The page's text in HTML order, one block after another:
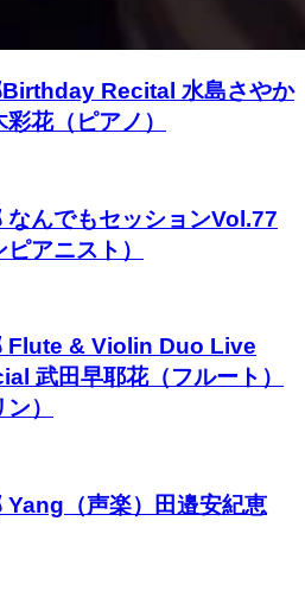
Recital 水島さやか
花（ピアノ）
んでもセッションVol.77
アニスト）
Flute & Violin Duo Live
武田早耶花（フルート）
）
Yang（声楽）田邉安紀恵